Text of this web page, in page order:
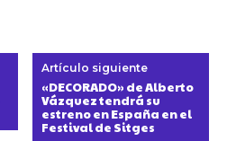
Artículo siguiente
«DECORADO» de Alberto
Vázquez tendrá su
estreno en España en el
Festival de Sitges